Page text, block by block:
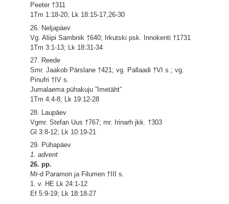
Peeter †311
1Tm 1:18-20; Lk 18:15-17,26-30
26. Neljapäev
Vg. Aliipi Sambnik †640; Irkutski psk. Innokenti †1731
1Tm 3:1-13; Lk 18:31-34
27. Reede
Smr. Jaakob Pärslane †421; vg. Pallaadi †VI s.; vg.
Pinufri †IV s.
Jumalaema pühakuju ”Imetäht”
1Tm 4:4-8; Lk 19:12-28
28. Laupäev
Vgmr. Stefan Uus †767; mr. Irinarh jkk. †303
Gl 3:8-12; Lk 10:19-21
29. Pühapäev
1. advent
26. pp.
Mr-d Paramon ja Filumen †III s.
1. v. HE Lk 24:1-12
Ef 5:9-19; Lk 18:18-27